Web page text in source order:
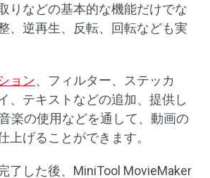
りなどの基本的な機能だけでな
、逆再生、反転、回転なども実
ョン、フィルター、ステッカ
、テキストなどの追加、提供し
楽の使用などを通して、動画の
上げることができます。
了した後、MiniTool MovieMaker